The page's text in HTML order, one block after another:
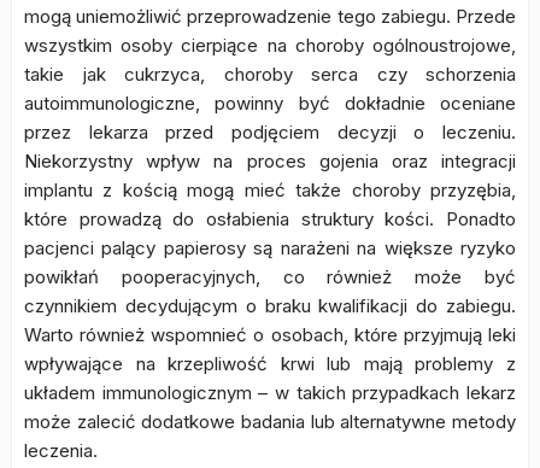
mogą uniemożliwić przeprowadzenie tego zabiegu. Przede
wszystkim osoby cierpiące na choroby ogólnoustrojowe,
takie jak cukrzyca, choroby serca czy schorzenia
autoimmunologiczne, powinny być dokładnie oceniane
przez lekarza przed podjęciem decyzji o leczeniu.
Niekorzystny wpływ na proces gojenia oraz integracji
implantu z kością mogą mieć także choroby przyzębia,
które prowadzą do osłabienia struktury kości. Ponadto
pacjenci palący papierosy są narażeni na większe ryzyko
powikłań pooperacyjnych, co również może być
czynnikiem decydującym o braku kwalifikacji do zabiegu.
Warto również wspomnieć o osobach, które przyjmują leki
wpływające na krzepliwość krwi lub mają problemy z
układem immunologicznym – w takich przypadkach lekarz
może zalecić dodatkowe badania lub alternatywne metody
leczenia.